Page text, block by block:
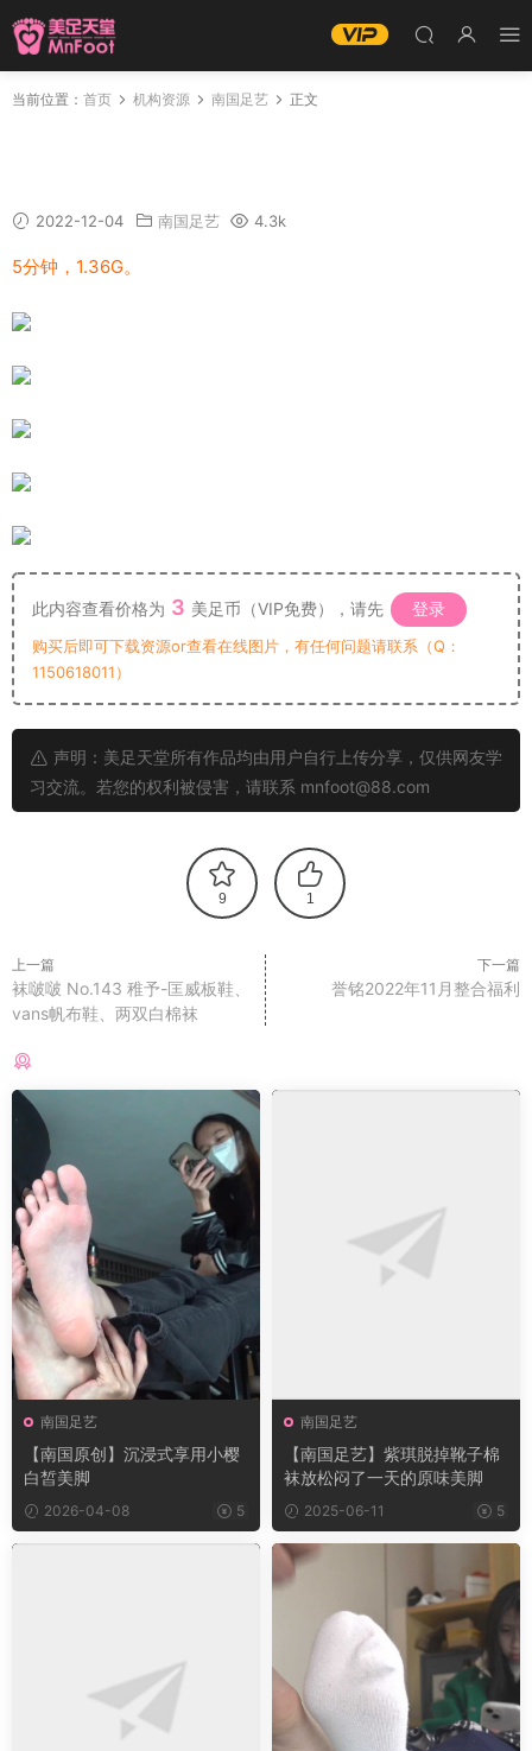
当前位置： 首页 机构资源 南国足艺 正文
2022-12-04 南国足艺 4.3k
5分钟，1.36G。
此内容查看价格为 3 美足币（VIP免费），请先 登录
购买后即可下载资源or查看在线图片，有任何问题请联系（Q：
1150618011）
声明：美足天堂所有作品均由用户自行上传分享，仅供网友学
习交流。若您的权利被侵害，请联系 mnfoot@88.com
9 1
上一篇
袜啵啵 No.143 稚予-匡威板鞋、
vans帆布鞋、两双白棉袜
下一篇
誉铭2022年11月整合福利
南国足艺
【南国原创】沉浸式享用小樱
白皙美脚
2026-04-08 5
南国足艺
【南国足艺】紫琪脱掉靴子棉
袜放松闷了一天的原味美脚
2025-06-11 5